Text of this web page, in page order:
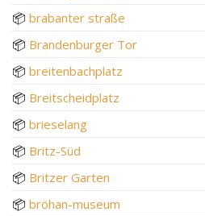
📦 brabanter straße
📦 Brandenburger Tor
📦 breitenbachplatz
📦 Breitscheidplatz
📦 brieselang
📦 Britz-Süd
📦 Britzer Garten
📦 bröhan-museum